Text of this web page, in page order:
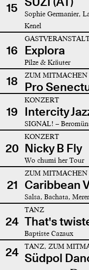
15
Sophie Germanier,
Kenel
16 Explora
Pilze & Kräuter
18 ZUM MITMACHEN
Pro
19
KONZERT
Intercity
SIGNAL! –
20
KONZERT
Nicky B Fly
Wo chumi her Tour
21
ZUM MITMACHEN
Caribbean
Salsa, Bachata,
24
TANZ
That's
Baptiste Cazaux
24 TANZ, ZUM
Südpol